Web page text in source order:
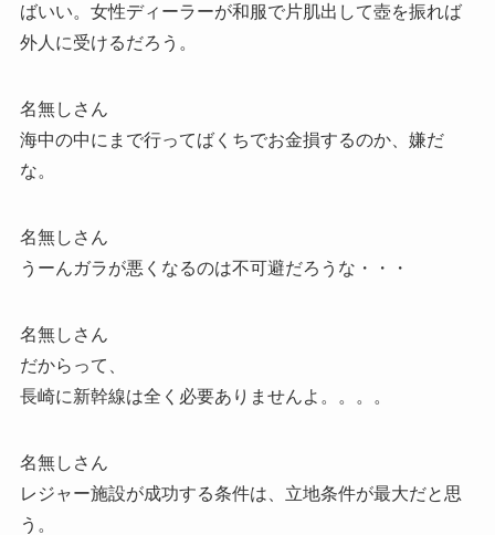
ばいい。女性ディーラーが和服で片肌出して壺を振れば
外人に受けるだろう。
名無しさん
海中の中にまで行ってばくちでお金損するのか、嫌だ
な。
名無しさん
うーんガラが悪くなるのは不可避だろうな・・・
名無しさん
だからって、
長崎に新幹線は全く必要ありませんよ。。。。
名無しさん
レジャー施設が成功する条件は、立地条件が最大だと思
う。